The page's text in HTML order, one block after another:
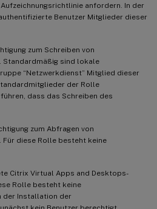
anfordern. In der
Benutzer Mitglieder dieser
zum Schreiben von
sind lokale
“Netzwerkdienst” Mitglied dieser
der Rolle
dass das Schreiben des
zum Abfragen von
diese Rolle besteht keine
Citrix Virtual Apps and Desktops-
Rolle besteht keine
der Installation der